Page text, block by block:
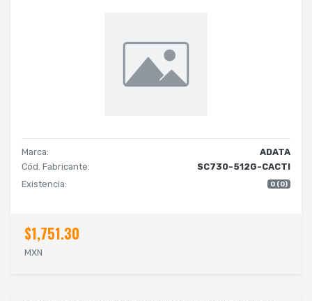
Marca:
ADATA
Cód. Fabricante:
SC730-512G-CACTI
Existencia:
0 (0)
$1,751.30
MXN